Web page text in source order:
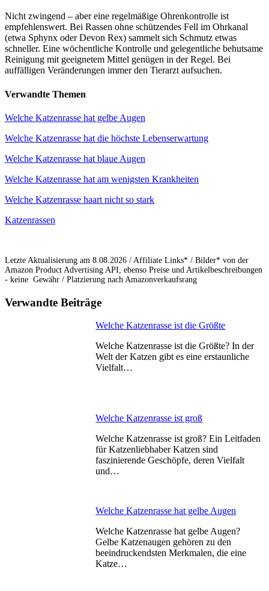
Nicht zwingend – aber eine regelmäßige Ohrenkontrolle ist
empfehlenswert. Bei Rassen ohne schützendes Fell im Ohrkanal
(etwa Sphynx oder Devon Rex) sammelt sich Schmutz etwas
schneller. Eine wöchentliche Kontrolle und gelegentliche behutsame
Reinigung mit geeignetem Mittel genügen in der Regel. Bei
auffälligen Veränderungen immer den Tierarzt aufsuchen.
Verwandte Themen
Welche Katzenrasse hat gelbe Augen
Welche Katzenrasse hat die höchste Lebenserwartung
Welche Katzenrasse hat blaue Augen
Welche Katzenrasse hat am wenigsten Krankheiten
Welche Katzenrasse haart nicht so stark
Katzenrassen
Letzte Aktualisierung am 8.08.2026 / Affiliate Links* / Bilder* von der
Amazon Product Advertising API, ebenso Preise und Artikelbeschreibungen
- keine Gewähr / Platzierung nach Amazonverkaufsrang
Verwandte Beiträge
Welche Katzenrasse ist die Größte
Welche Katzenrasse ist die Größte? In der
Welt der Katzen gibt es eine erstaunliche
Vielfalt…
Welche Katzenrasse ist groß
Welche Katzenrasse ist groß? Ein Leitfaden
für Katzenliebhaber Katzen sind
faszinierende Geschöpfe, deren Vielfalt
und…
Welche Katzenrasse hat gelbe Augen
Welche Katzenrasse hat gelbe Augen?
Gelbe Katzenaugen gehören zu den
beeindruckendsten Merkmalen, die eine
Katze…